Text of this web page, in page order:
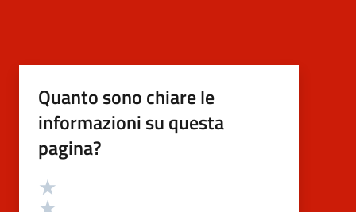
Quanto sono chiare le
informazioni su questa
pagina?
Valutazione